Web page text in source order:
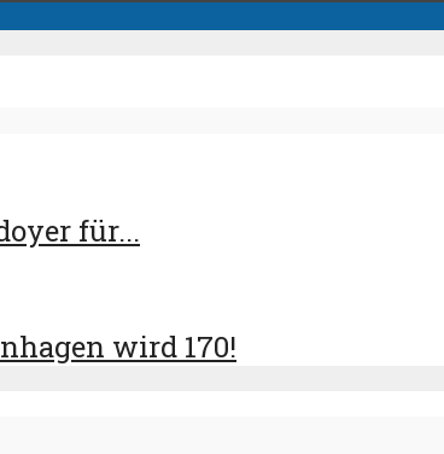
für...
wird 170!